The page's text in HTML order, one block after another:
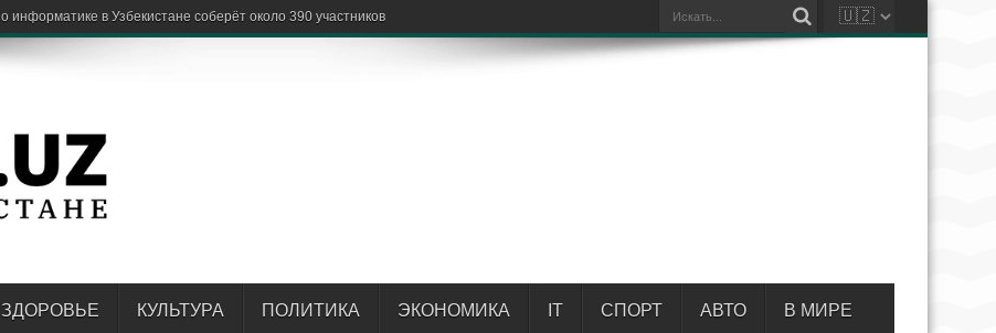
ЗДОРОВЬЕ КУЛЬТУРА ПОЛИТИКА ЭКОНОМИКА IT СПОРТ АВТО В МИРЕ